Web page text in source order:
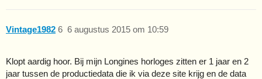
Vintage1982 6 augustus 2015 om 10:59
6
Klopt aardig hoor. Bij mijn Longines horloges zitten er 1 jaar en 2
jaar tussen de productiedata die ik via deze site krijg en de data